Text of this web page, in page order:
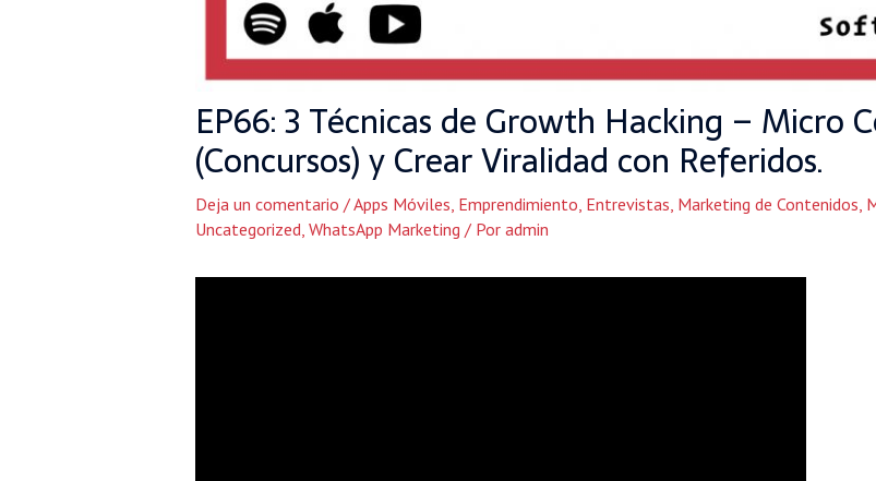
EP66: 3 Técnicas de Growth Hacking – Micro
(Concursos) y Crear Viralidad con Referidos.
Deja un comentario /Apps Móviles, Emprendimiento, Entrevistas, Marketing de Contenidos,
Uncategorized, WhatsApp Marketing / Por admin